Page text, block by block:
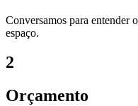
Conversamos para entender
espaço.
2
Orçamento